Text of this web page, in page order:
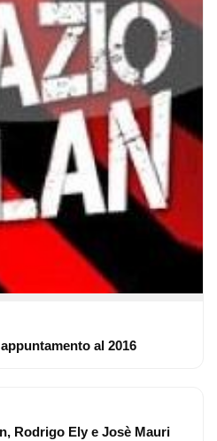
al 2016
Rodrigo Ely e Josè Mauri